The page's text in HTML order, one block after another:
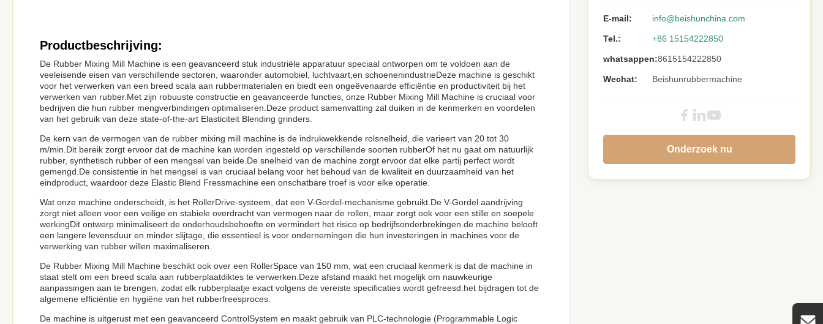
Productbeschrijving:
De Rubber Mixing Mill Machine is een geavanceerd stuk industriële apparatuur speciaal ontworpen om te voldoen aan de
veeleisende eisen van verschillende sectoren, waaronder automobiel, luchtvaart,en schoenenindustrieDeze machine is geschikt
voor het verwerken van een breed scala aan rubbermaterialen en biedt een ongeëvenaarde efficiëntie en productiviteit bij het
verwerken van rubber.Met zijn robuuste constructie en geavanceerde functies, onze Rubber Mixing Mill Machine is cruciaal voor
bedrijven die hun rubber mengverbindingen optimaliseren.Deze product samenvatting zal duiken in de kenmerken en voordelen
van het gebruik van deze state-of-the-art Elasticiteit Blending grinders.
De kern van de vermogen van de rubber mixing mill machine is de indrukwekkende rolsnelheid, die varieert van 20 tot 30
m/min.Dit bereik zorgt ervoor dat de machine kan worden ingesteld op verschillende soorten rubberOf het nu gaat om natuurlijk
rubber, synthetisch rubber of een mengsel van beide.De snelheid van de machine zorgt ervoor dat elke partij perfect wordt
gemengd.De consistentie in het mengsel is van cruciaal belang voor het behoud van de kwaliteit en duurzaamheid van het
eindproduct, waardoor deze Elastic Blend Fressmachine een onschatbare troef is voor elke operatie.
Wat onze machine onderscheidt, is het RollerDrive-systeem, dat een V-Gordel-mechanisme gebruikt.De V-Gordel aandrijving
zorgt niet alleen voor een veilige en stabiele overdracht van vermogen naar de rollen, maar zorgt ook voor een stille en soepele
werkingDit ontwerp minimaliseert de onderhoudsbehoefte en vermindert het risico op bedrijfsonderbrekingen.de machine belooft
een langere levensduur en minder slijtage, die essentieel is voor ondernemingen die hun investeringen in machines voor de
verwerking van rubber willen maximaliseren.
De Rubber Mixing Mill Machine beschikt ook over een RollerSpace van 150 mm, wat een cruciaal kenmerk is dat de machine in
staat stelt om een breed scala aan rubberplaatdiktes te verwerken.Deze afstand maakt het mogelijk om nauwkeurige
aanpassingen aan te brengen, zodat elk rubberplaatje exact volgens de vereiste specificaties wordt gefreesd.het bijdragen tot de
algemene efficiëntie en hygiëne van het rubberfreesproces.
De machine is uitgerust met een geavanceerd ControlSystem en maakt gebruik van PLC-technologie (Programmable Logic
E-mail: info@beishunchina.com
Tel.: +86 15154222850
whatsappen:8615154222850
Wechat: Beishunrubbermachine
Onderzoek nu